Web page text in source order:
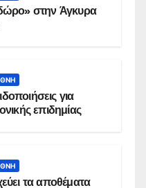
στην Άγκυρα
για
επιδημίας
τα αποθέματα